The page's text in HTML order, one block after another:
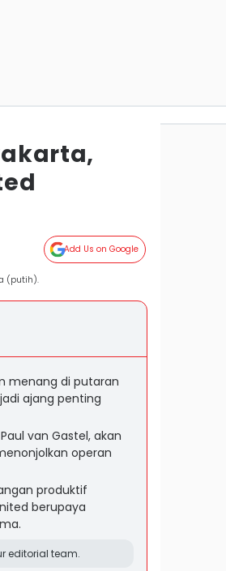
Add Us on Google
(putih).
menang di putaran
ajang penting
van Gastel, akan
operan
produktif
berupaya
editorial team.